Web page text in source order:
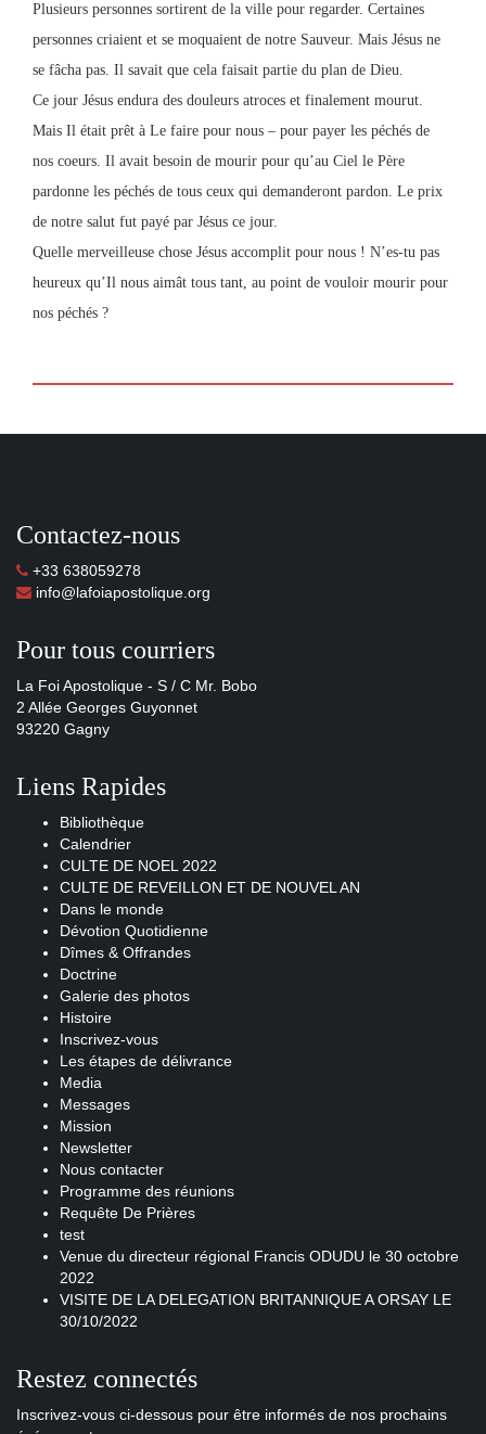
Plusieurs personnes sortirent de la ville pour regarder. Certaines
personnes criaient et se moquaient de notre Sauveur. Mais Jésus ne
se fâcha pas. Il savait que cela faisait partie du plan de Dieu.
Ce jour Jésus endura des douleurs atroces et finalement mourut.
Mais Il était prêt à Le faire pour nous – pour payer les péchés de
nos coeurs. Il avait besoin de mourir pour qu’au Ciel le Père
pardonne les péchés de tous ceux qui demanderont pardon. Le prix
de notre salut fut payé par Jésus ce jour.
Quelle merveilleuse chose Jésus accomplit pour nous ! N’es-tu pas
heureux qu’Il nous aimât tous tant, au point de vouloir mourir pour
nos péchés ?
Contactez-nous
+33 638059278
info@lafoiapostolique.org
Pour tous courriers
La Foi Apostolique - S / C Mr. Bobo
2 Allée Georges Guyonnet
93220 Gagny
Liens Rapides
Bibliothèque
Calendrier
CULTE DE NOEL 2022
CULTE DE REVEILLON ET DE NOUVEL AN
Dans le monde
Dévotion Quotidienne
Dîmes & Offrandes
Doctrine
Galerie des photos
Histoire
Inscrivez-vous
Les étapes de délivrance
Media
Messages
Mission
Newsletter
Nous contacter
Programme des réunions
Requête De Prières
test
Venue du directeur régional Francis ODUDU le 30 octobre
2022
VISITE DE LA DELEGATION BRITANNIQUE A ORSAY LE
30/10/2022
Restez connectés
Inscrivez-vous ci-dessous pour être informés de nos prochains